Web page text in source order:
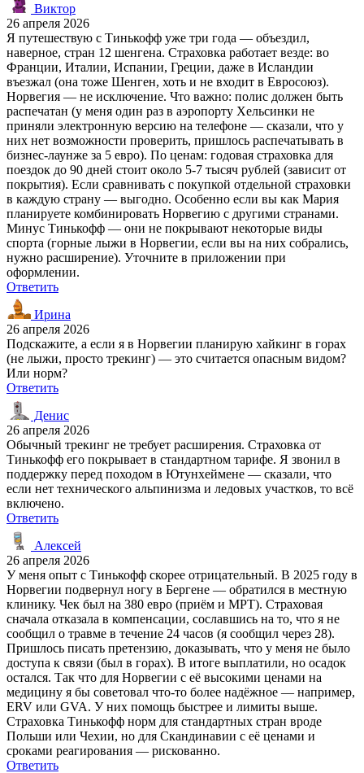
Виктор
26 апреля 2026
Я путешествую с Тинькофф уже три года — объездил,
наверное, стран 12 шенгена. Страховка работает везде: во
Франции, Италии, Испании, Греции, даже в Исландии
въезжал (она тоже Шенген, хоть и не входит в Евросоюз).
Норвегия — не исключение. Что важно: полис должен быть
распечатан (у меня один раз в аэропорту Хельсинки не
приняли электронную версию на телефоне — сказали, что у
них нет возможности проверить, пришлось распечатывать в
бизнес-лаунже за 5 евро). По ценам: годовая страховка для
поездок до 90 дней стоит около 5-7 тысяч рублей (зависит от
покрытия). Если сравнивать с покупкой отдельной страховки
в каждую страну — выгодно. Особенно если вы как Мария
планируете комбинировать Норвегию с другими странами.
Минус Тинькофф — они не покрывают некоторые виды
спорта (горные лыжи в Норвегии, если вы на них собрались,
нужно расширение). Уточните в приложении при
оформлении.
Ответить
Ирина
26 апреля 2026
Подскажите, а если я в Норвегии планирую хайкинг в горах
(не лыжи, просто трекинг) — это считается опасным видом?
Или норм?
Ответить
Денис
26 апреля 2026
Обычный трекинг не требует расширения. Страховка от
Тинькофф его покрывает в стандартном тарифе. Я звонил в
поддержку перед походом в Ютунхеймене — сказали, что
если нет технического альпинизма и ледовых участков, то всё
включено.
Ответить
Алексей
26 апреля 2026
У меня опыт с Тинькофф скорее отрицательный. В 2025 году в
Норвегии подвернул ногу в Бергене — обратился в местную
клинику. Чек был на 380 евро (приём и МРТ). Страховая
сначала отказала в компенсации, сославшись на то, что я не
сообщил о травме в течение 24 часов (я сообщил через 28).
Пришлось писать претензию, доказывать, что у меня не было
доступа к связи (был в горах). В итоге выплатили, но осадок
остался. Так что для Норвегии с её высокими ценами на
медицину я бы советовал что-то более надёжное — например,
ERV или GVA. У них помощь быстрее и лимиты выше.
Страховка Тинькофф норм для стандартных стран вроде
Польши или Чехии, но для Скандинавии с её ценами и
сроками реагирования — рискованно.
Ответить